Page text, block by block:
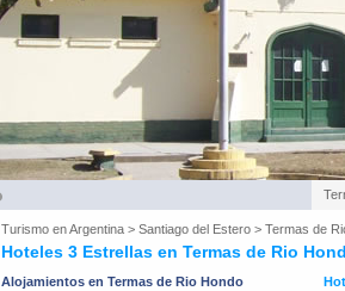
Turismo enArgentina > Santiago del Estero > Termas de
Hoteles 3 Estrellas en Termas de Rio
Alojamientos en Termas de Rio Hondo